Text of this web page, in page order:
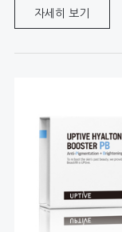
자세히 보기